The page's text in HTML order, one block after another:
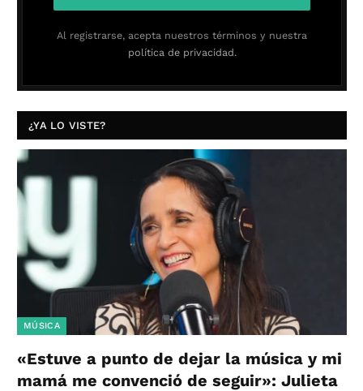
Al registrarse, acepta nuestros términos y nuestra
política de privacidad.
¿YA LO VISTE?
MÚSICA
«Estuve a punto de dejar la música y mi
mamá me convenció de seguir»: Julieta